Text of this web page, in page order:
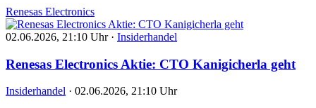
Renesas Electronics
02.06.2026, 21:10 Uhr · Insiderhandel
Renesas Electronics Aktie: CTO Kanigicherla geht
Insiderhandel · 02.06.2026, 21:10 Uhr